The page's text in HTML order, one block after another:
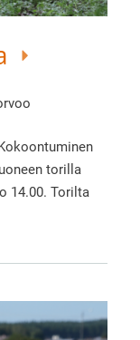
torilla
14.00. Torilta